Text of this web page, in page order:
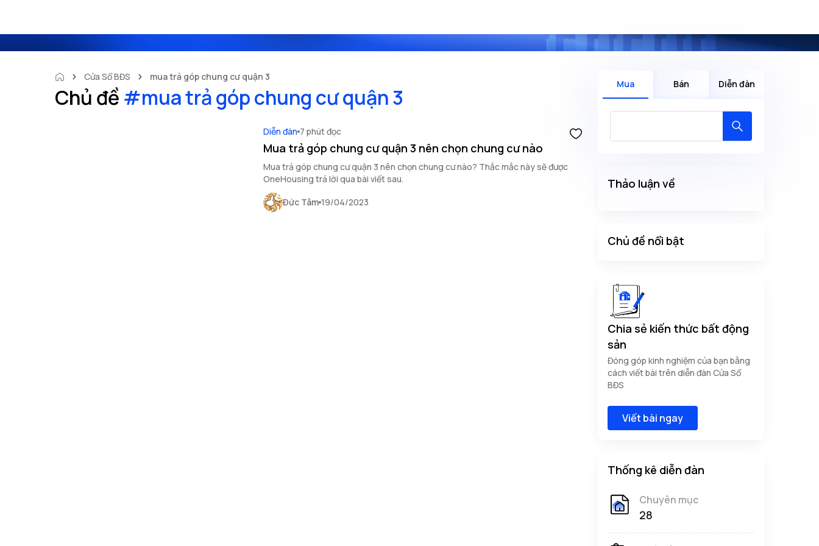
Cửa Sổ BĐS mua trả góp chung cư quận 3
Chủ đề #mua trả góp chung cư quận 3
Diễn đàn 7 phút đọc
Mua trả góp chung cư quận 3 nên chọn chung cư nào
Mua trả góp chung cư quận 3 nên chọn chung cư nào? Thắc mắc này sẽ được
OneHousing trả lời qua bài viết sau.
Đức Tâm 19/04/2023
Mua Bán Diễn đàn
Thảo luận về
Chủ đề nổi bật
Chia sẻ kiến thức bất động
sản
Đóng góp kinh nghiệm của bạn bằng
cách viết bài trên diễn đàn Cửa Sổ
BĐS
Viết bài ngay
Thống kê diễn đàn
Chuyên mục
28